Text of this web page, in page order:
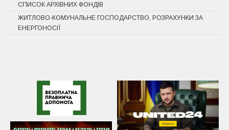
СПИСОК АРХІВНИХ ФОНДІВ
ЖИТЛОВО-КОМУНАЛЬНЕ ГОСПОДАРСТВО, РОЗРАХУНКИ ЗА
ЕНЕРГОНОСІЇ